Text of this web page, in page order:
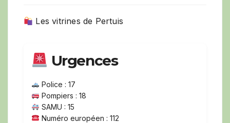
Les vitrines de Pertuis
Urgences
Police : 17
Pompiers : 18
SAMU : 15
Numéro européen : 112